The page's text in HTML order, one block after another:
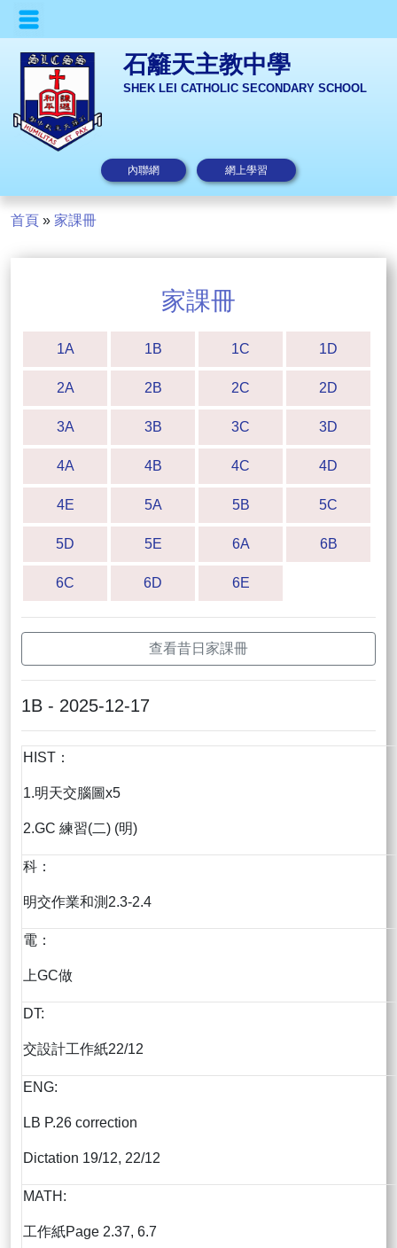
石籬天主教中學
SHEK LEI CATHOLIC SECONDARY SCHOOL
內聯網 網上學習
首頁 » 家課冊
家課冊
1A 1B 1C 1D
2A 2B 2C 2D
3A 3B 3C 3D
4A 4B 4C 4D
4E 5A 5B 5C
5D 5E 6A 6B
6C 6D 6E
查看昔日家課冊
1B - 2025-12-17
HIST：
1.明天交腦圖x5
2.GC 練習(二) (明)
科：
明交作業和測2.3-2.4
電：
上GC做
DT:
交設計工作紙22/12
ENG:
LB P.26 correction
Dictation 19/12, 22/12
MATH:
工作紙Page 2.37, 6.7